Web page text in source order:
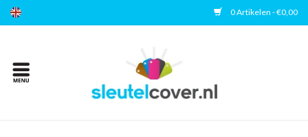
0 Artikelen - €0,00
Home